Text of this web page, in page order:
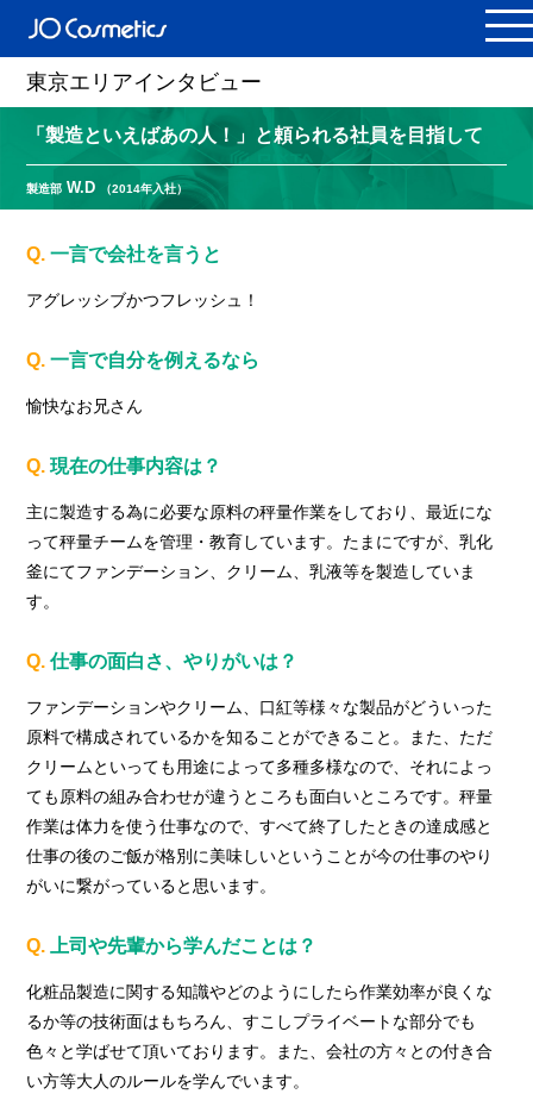
東京エリアインタビュー
「製造といえばあの人！」と頼られる社員を目指して
製造部 W.D （2014年入社）
Q. 一言で会社を言うと
アグレッシブかつフレッシュ！
Q. 一言で自分を例えるなら
愉快なお兄さん
Q. 現在の仕事内容は？
主に製造する為に必要な原料の秤量作業をしており、最近にな
って秤量チームを管理・教育しています。たまにですが、乳化
釜にてファンデーション、クリーム、乳液等を製造していま
す。
Q. 仕事の面白さ、やりがいは？
ファンデーションやクリーム、口紅等様々な製品がどういった
原料で構成されているかを知ることができること。また、ただ
クリームといっても用途によって多種多様なので、それによっ
ても原料の組み合わせが違うところも面白いところです。秤量
作業は体力を使う仕事なので、すべて終了したときの達成感と
仕事の後のご飯が格別に美味しいということが今の仕事のやり
がいに繋がっていると思います。
Q. 上司や先輩から学んだことは？
化粧品製造に関する知識やどのようにしたら作業効率が良くな
るか等の技術面はもちろん、すこしプライベートな部分でも
色々と学ばせて頂いております。また、会社の方々との付き合
い方等大人のルールを学んでいます。